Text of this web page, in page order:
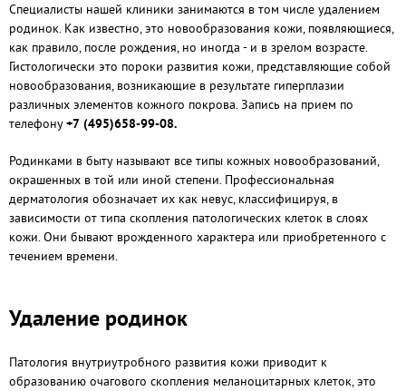
Специалисты нашей клиники занимаются в том числе удалением
родинок. Как известно, это новообразования кожи, появляющиеся,
как правило, после рождения, но иногда - и в зрелом возрасте.
Гистологически это пороки развития кожи, представляющие собой
новообразования, возникающие в результате гиперплазии
различных элементов кожного покрова. Запись на прием по
телефону+7 (495)658-99-08.
Родинками в быту называют все типы кожных новообразований,
окрашенных в той или иной степени. Профессиональная
дерматология обозначает их как невус, классифицируя, в
зависимости от типа скопления патологических клеток в слоях
кожи. Они бывают врожденного характера или приобретенного с
течением времени.
Удаление родинок
Патология внутриутробного развития кожи приводит к
образованию очагового скопления меланоцитарных клеток, это